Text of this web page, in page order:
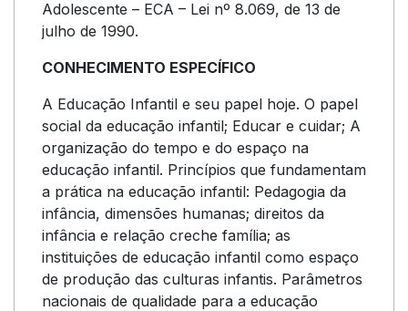
Adolescente – ECA – Lei nº 8.069, de 13 de
julho de 1990.
CONHECIMENTO ESPECÍFICO
A Educação Infantil e seu papel hoje. O papel
social da educação infantil; Educar e cuidar; A
organização do tempo e do espaço na
educação infantil. Princípios que fundamentam
a prática na educação infantil: Pedagogia da
infância, dimensões humanas; direitos da
infância e relação creche família; as
instituições de educação infantil como espaço
de produção das culturas infantis. Parâmetros
nacionais de qualidade para a educação